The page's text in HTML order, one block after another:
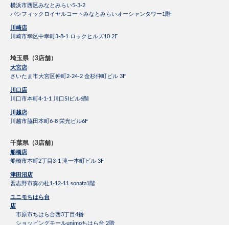
横浜市西区みなとみらい5-3-2
パシフィックロイヤルコートみなとみらいオーシャンタワー1階
川崎店
川崎市幸区中幸町3-8-1 ロックヒルズ10 2F
埼玉県（3店舗）
大宮店
さいたま市大宮区仲町2-24-2 金杉仲町ビル 3F
川口店
川口市本町4-1-1 川口SIビル6階
川越店
川越市脇田本町6-8 栄光ビル6F
千葉県（3店舗）
船橋店
船橋市本町2丁目3-1 滝一本町ビル 3F
津田沼店
習志野市奏の杜1-12-11 sonata1階
ユニモちはら台
店
市原市ちはら台西3丁目4番
ショッピングモールunimoちはら台 2階